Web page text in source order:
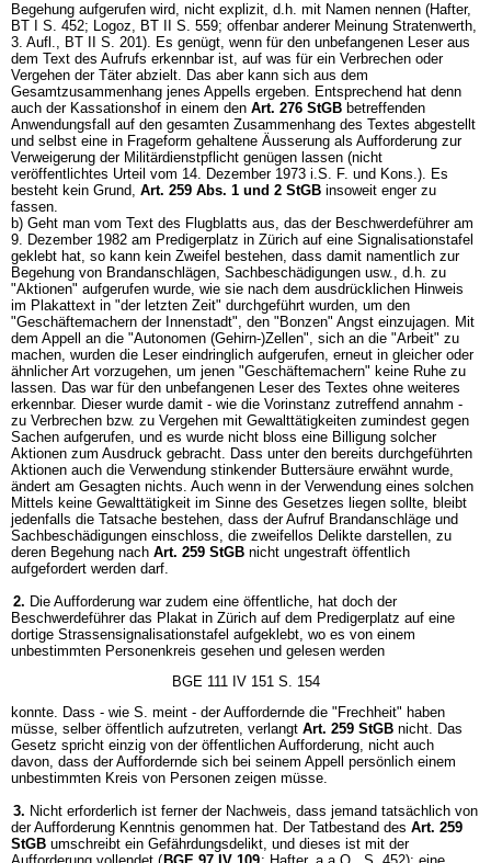
Begehung aufgerufen wird, nicht explizit, d.h. mit Namen nennen (Hafter,
BT I S. 452; Logoz, BT II S. 559; offenbar anderer Meinung Stratenwerth,
3. Aufl., BT II S. 201). Es genügt, wenn für den unbefangenen Leser aus
dem Text des Aufrufs erkennbar ist, auf was für ein Verbrechen oder
Vergehen der Täter abzielt. Das aber kann sich aus dem
Gesamtzusammenhang jenes Appells ergeben. Entsprechend hat denn
auch der Kassationshof in einem den Art. 276 StGB betreffenden
Anwendungsfall auf den gesamten Zusammenhang des Textes abgestellt
und selbst eine in Frageform gehaltene Äusserung als Aufforderung zur
Verweigerung der Militärdienstpflicht genügen lassen (nicht
veröffentlichtes Urteil vom 14. Dezember 1973 i.S. F. und Kons.). Es
besteht kein Grund, Art. 259 Abs. 1 und 2 StGB insoweit enger zu
fassen.
b) Geht man vom Text des Flugblatts aus, das der Beschwerdeführer am
9. Dezember 1982 am Predigerplatz in Zürich auf eine Signalisationstafel
geklebt hat, so kann kein Zweifel bestehen, dass damit namentlich zur
Begehung von Brandanschlägen, Sachbeschädigungen usw., d.h. zu
"Aktionen" aufgerufen wurde, wie sie nach dem ausdrücklichen Hinweis
im Plakattext in "der letzten Zeit" durchgeführt wurden, um den
"Geschäftemachern der Innenstadt", den "Bonzen" Angst einzujagen. Mit
dem Appell an die "Autonomen (Gehirn-)Zellen", sich an die "Arbeit" zu
machen, wurden die Leser eindringlich aufgerufen, erneut in gleicher oder
ähnlicher Art vorzugehen, um jenen "Geschäftemachern" keine Ruhe zu
lassen. Das war für den unbefangenen Leser des Textes ohne weiteres
erkennbar. Dieser wurde damit - wie die Vorinstanz zutreffend annahm -
zu Verbrechen bzw. zu Vergehen mit Gewalttätigkeiten zumindest gegen
Sachen aufgerufen, und es wurde nicht bloss eine Billigung solcher
Aktionen zum Ausdruck gebracht. Dass unter den bereits durchgeführten
Aktionen auch die Verwendung stinkender Buttersäure erwähnt wurde,
ändert am Gesagten nichts. Auch wenn in der Verwendung eines solchen
Mittels keine Gewalttätigkeit im Sinne des Gesetzes liegen sollte, bleibt
jedenfalls die Tatsache bestehen, dass der Aufruf Brandanschläge und
Sachbeschädigungen einschloss, die zweifellos Delikte darstellen, zu
deren Begehung nach Art. 259 StGB nicht ungestraft öffentlich
aufgefordert werden darf.
2. Die Aufforderung war zudem eine öffentliche, hat doch der
Beschwerdeführer das Plakat in Zürich auf dem Predigerplatz auf eine
dortige Strassensignalisationstafel aufgeklebt, wo es von einem
unbestimmten Personenkreis gesehen und gelesen werden
BGE 111 IV 151 S. 154
konnte. Dass - wie S. meint - der Auffordernde die "Frechheit" haben
müsse, selber öffentlich aufzutreten, verlangt Art. 259 StGB nicht. Das
Gesetz spricht einzig von der öffentlichen Aufforderung, nicht auch
davon, dass der Auffordernde sich bei seinem Appell persönlich einem
unbestimmten Kreis von Personen zeigen müsse.
3. Nicht erforderlich ist ferner der Nachweis, dass jemand tatsächlich von
der Aufforderung Kenntnis genommen hat. Der Tatbestand des Art. 259
StGB umschreibt ein Gefährdungsdelikt, und dieses ist mit der